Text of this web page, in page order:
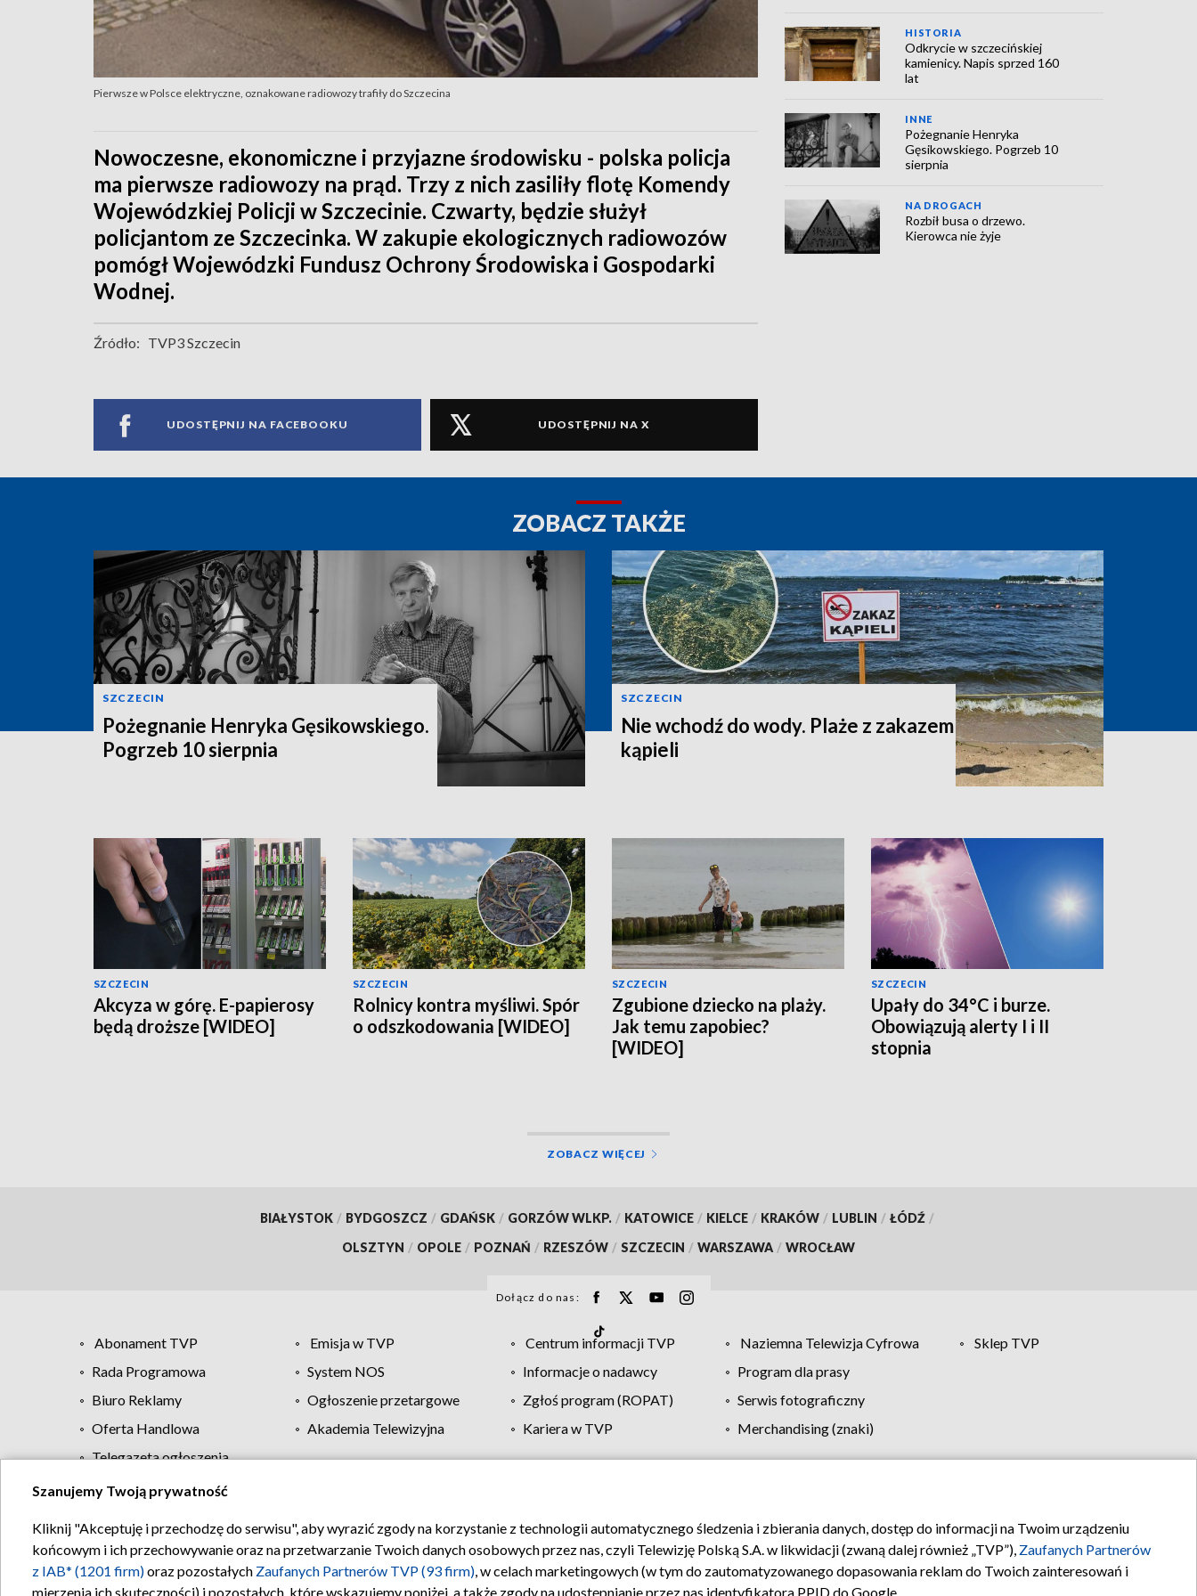
Pierwsze w Polsce elektryczne, oznakowane radiowozy trafiły do Szczecina
Nowoczesne, ekonomiczne i przyjazne środowisku - polska policja
ma pierwsze radiowozy na prąd. Trzy z nich zasiliły flotę Komendy
Wojewódzkiej Policji w Szczecinie. Czwarty, będzie służył
policjantom ze Szczecinka. W zakupie ekologicznych radiowozów
pomógł Wojewódzki Fundusz Ochrony Środowiska i Gospodarki
Wodnej.
Źródło: TVP3 Szczecin
UDOSTĘPNIJ NA FACEBOOKU UDOSTĘPNIJ NA X
HISTORIA
Odkrycie w szczecińskiej
kamienicy. Napis sprzed 160
lat
INNE
Pożegnanie Henryka
Gęsikowskiego. Pogrzeb 10
sierpnia
NA DROGACH
Rozbił busa o drzewo.
Kierowca nie żyje
ZOBACZ TAKŻE
SZCZECIN
Pożegnanie Henryka Gęsikowskiego.
Pogrzeb 10 sierpnia
SZCZECIN
Nie wchodź do wody. Plaże z zakazem
kąpieli
SZCZECIN
Akcyza w górę. E-papierosy
będą droższe [WIDEO]
SZCZECIN
Rolnicy kontra myśliwi. Spór
o odszkodowania [WIDEO]
SZCZECIN
Zgubione dziecko na plaży.
Jak temu zapobiec?
[WIDEO]
SZCZECIN
Upały do 34°C i burze.
Obowiązują alerty I i II
stopnia
ZOBACZ WIĘCEJ
BIAŁYSTOK / BYDGOSZCZ / GDAŃSK / GORZÓW WLKP. / KATOWICE / KIELCE / KRAKÓW / LUBLIN / ŁÓDŹ /
OLSZTYN / OPOLE / POZNAŃ / RZESZÓW / SZCZECIN / WARSZAWA / WROCŁAW
Dołącz do nas:
Abonament TVP Emisja w TVP Centrum informacji TVP Naziemna Telewizja Cyfrowa
Sklep TVP
Rada Programowa
System NOS Informacje o nadawcy
Program dla prasy
Biuro Reklamy
Ogłoszenie przetargowe Zgłoś program (ROPAT)
Serwis fotograficzny
Oferta Handlowa
Akademia Telewizyjna Kariera w TVP
Merchandising (znaki)
Telegazeta ogłoszenia
Regulamin TVP Polityka prywatności Moje zgody Pomoc Biuro reklamy Kontakt
Szanujemy Twoją prywatność
Kliknij "Akceptuję i przechodzę do serwisu", aby wyrazić zgody na korzystanie z technologii automatycznego śledzenia i zbierania danych, dostęp do informacji na Twoim urządzeniu
końcowym i ich przechowywanie oraz na przetwarzanie Twoich danych osobowych przez nas, czyli Telewizję Polską S.A. w likwidacji (zwaną dalej również „TVP”), Zaufanych Partnerów
z IAB* (1201 firm)oraz pozostałych Zaufanych Partnerów TVP (93 firm), w celach marketingowych (w tym do zautomatyzowanego dopasowania reklam do Twoich zainteresowań i
mierzenia ich skuteczności) i pozostałych, które wskazujemy poniżej, a także zgody na udostępnianie przez nas identyfikatora PPID do Google.